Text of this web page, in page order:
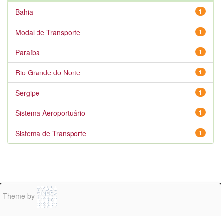
1
Bahia
1
Modal de Transporte
1
Paraíba
1
Rio Grande do Norte
1
Sergipe
1
Sistema Aeroportuário
1
Sistema de Transporte
Theme by